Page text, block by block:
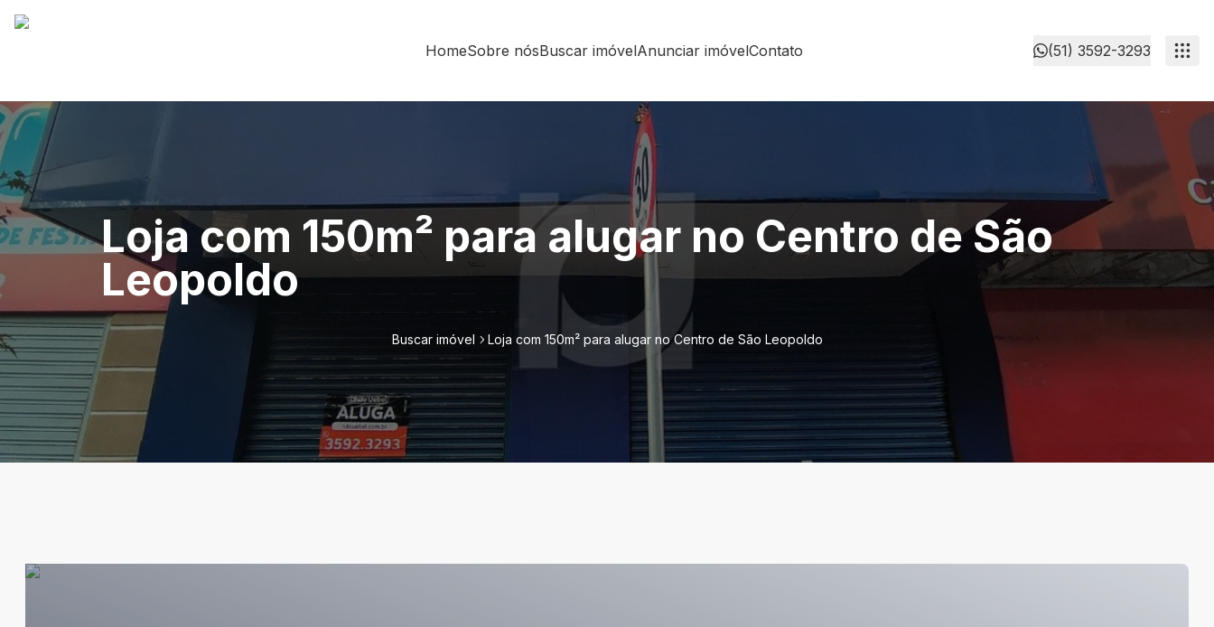
HomeSobre nósBuscar imóvelAnunciar imóvelContato (51) 3592-3293
Loja com 150m² para alugar no Centro de São
Leopoldo
Buscar imóvel Loja com 150m² para alugar no Centro de São Leopoldo